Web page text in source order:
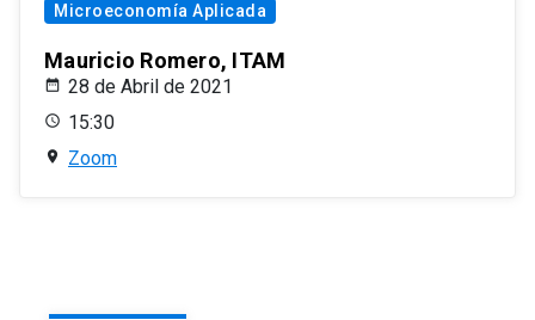
Microeconomía Aplicada
Mauricio Romero, ITAM
28 de Abril de 2021
15:30
Zoom